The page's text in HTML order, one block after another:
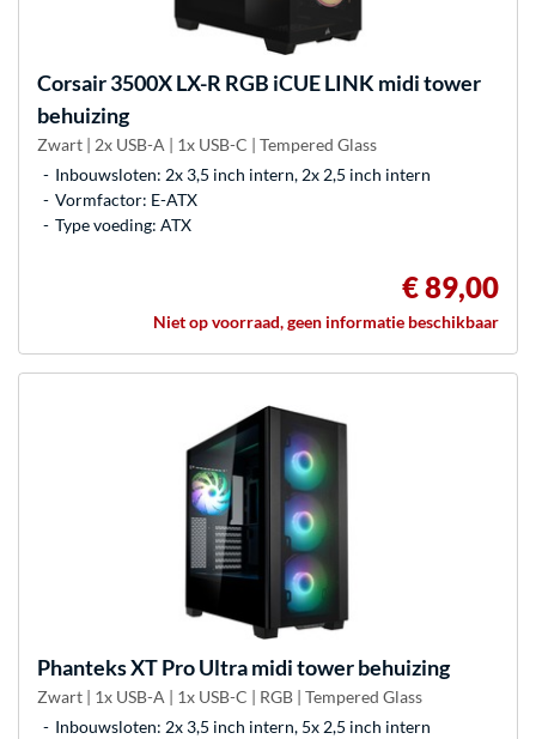
Corsair3500X LX-R RGB iCUE LINK midi tower
behuizing
Zwart | 2x USB-A | 1x USB-C | Tempered Glass
Inbouwsloten: 2x 3,5 inch intern, 2x 2,5 inch intern
Vormfactor: E-ATX
Type voeding: ATX
€ 89,00
Niet op voorraad, geen informatie beschikbaar
PhanteksXT Pro Ultra midi tower behuizing
Zwart | 1x USB-A | 1x USB-C | RGB | Tempered Glass
Inbouwsloten: 2x 3,5 inch intern, 5x 2,5 inch intern